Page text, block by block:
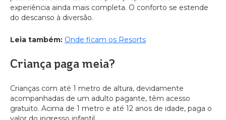
experiência ainda mais completa. O conforto se estende
do descanso à diversão.
Leia também: Onde ficam os Resorts
Criança paga meia?
Crianças com até 1 metro de altura, devidamente
acompanhadas de um adulto pagante, têm acesso
gratuito. Acima de 1 metro e até 12 anos de idade, paga o